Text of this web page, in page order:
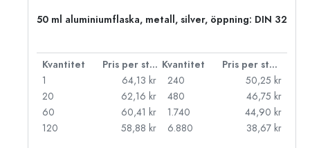
50 ml aluminiumflaska, metall, silver, öppning: DIN 32
Kvantitet Pris per styck Kvantitet
Pris per styck
1
64,13 kr
20
62,16 kr
60
60,41 kr
120
58,88 kr
240
50,25 kr
480
46,75 kr
1.740
44,90 kr
6.880
38,67 kr